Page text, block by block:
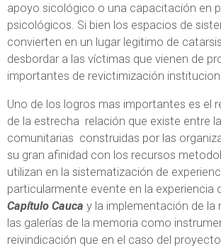
apoyo sicológico o una capacitación en
psicológicos. Si bien los espacios de
convierten en un lugar legitimo de
desbordar a las víctimas que vienen de
importantes de revictimización
Uno de los logros mas importantes es el
de la estrecha relación que existe entre
comunitarias construidas por las
su gran afinidad con los recursos
utilizan en la sistematización de
particularmente evente en la experiencia
Capítulo Cauca y la implementación de la
las galerías de la memoria como
reivindicación que en el caso del